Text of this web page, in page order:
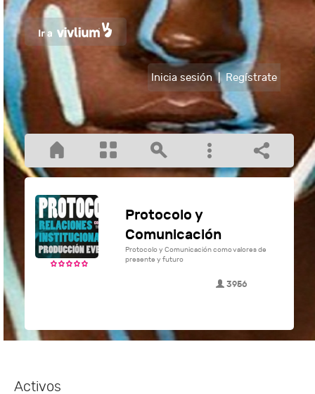
Inicia sesión | Regístrate
Protocolo y
Comunicación
Protocolo y Comunicación como valores de
presente y futuro
3956
Activos